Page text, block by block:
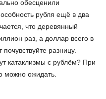
обесценили
рубля ещё в два
что деревянный
раз, а доллар всего в
почувствуйте разницу.
катаклизмы с рублём? При
можно ожидать.